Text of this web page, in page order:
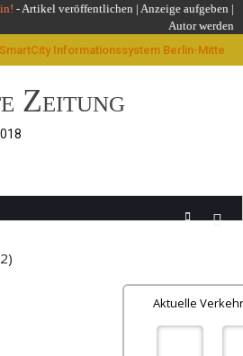
-Artikel veröffentlichen | Anzeige aufgeben |
Autor werden
Zeitung
Aktuelle